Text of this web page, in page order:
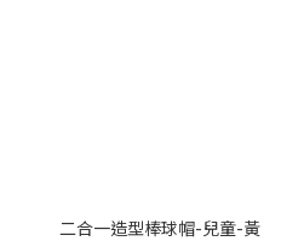
二合一造型棒球帽-兒童-黃